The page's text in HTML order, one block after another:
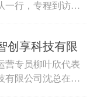
一行，专程到访杭
司开展走访座
业布局、信息化
合作等核心议题展
并敲定正式合作
创享科技有限
携手开拓低空
营专员柳叶欣代表
有限公司沈总在全
订合作协议，双